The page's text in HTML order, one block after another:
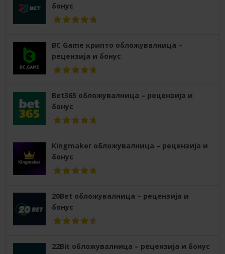
бонус
BC Game крипто обложувалница –
рецензија и бонус
Bet365 обложувалница – рецензија и
бонус
Kingmaker обложувалница – рецензија и
бонус
20Bet обложувалница – рецензија и
бонус
22Bit обложувалница – рецензија и бонус